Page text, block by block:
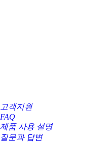
고객지원
FAQ
제품 사용 설명
질문과 답변